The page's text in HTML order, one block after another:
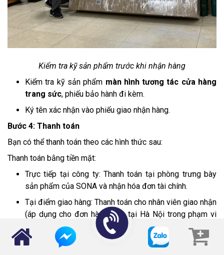
Kiểm tra kỹ sản phẩm trước khi nhận hàng
Kiểm tra kỹ sản phẩm màn hình tương tác cửa hàng
trang sức, phiếu bảo hành đi kèm.
Ký tên xác nhận vào phiếu giao nhận hàng.
Bước 4: Thanh toán
Bạn có thể thanh toán theo các hình thức sau:
Thanh toán bằng tiền mặt:
Trực tiếp tại công ty: Thanh toán tại phòng trưng bày
sản phẩm của SONA và nhận hóa đơn tài chính.
Tại điểm giao hàng: Thanh toán cho nhân viên giao nhận
(áp dụng cho đơn hàng giao tại Hà Nội trong phạm vi
15km).
Thanh toán bằng chuyển khoản: